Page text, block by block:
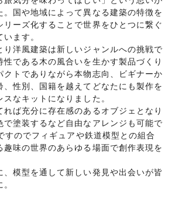
。国や地域によって異なる建築の特徴を
リーズ化することで世界をひとつに繋ぐ
ます。
り洋風建築は新しいジャンルへの挑戦で
である木の風合いを生かす製品づくり
クトでありながら本物志向、ビギナーか
、性別、国籍を越えてどなたにも製作を
なキットになりました。
ば充分に存在感のあるオブジェとなり
で塗装するなど自由なアレンジも可能で
すのでフィギュアや鉄道模型との組合
趣味の世界のあらゆる場面で創作表現を
、模型を通して新しい発見や出会いが皆